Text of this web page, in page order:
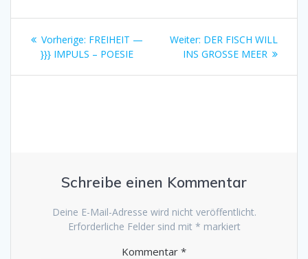
Beitragsnavigation
Vorherige: Vorheriger
Beitrag:
FREIHEIT —
}}} IMPULS – POESIE
Weiter: Nächster
Beitrag:
DER FISCH WILL
INS GROSSE MEER
Schreibe einen Kommentar
Deine E-Mail-Adresse wird nicht veröffentlicht.
Erforderliche Felder sind mit * markiert
Kommentar *